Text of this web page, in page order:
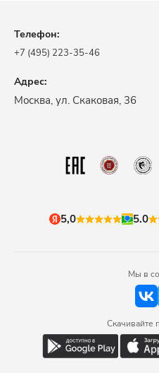
Телефон:
+7 (495) 223-35-46
Адрес:
​Москва, ул. Скаковая, 36​
5,0 5.0
Мы в
Скачивайте